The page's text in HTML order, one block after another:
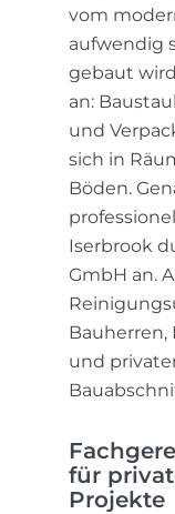
vom
aufwendig
gebaut
an:
und
sich in
Böden.
Iserbrook
GmbH an.
Bauherren,
und
für
Projekte